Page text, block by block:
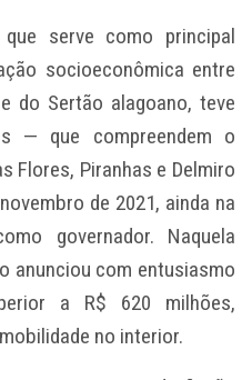
serve como principal
socioeconômica entre
do Sertão alagoano, teve
— que compreendem o
Flores, Piranhas e Delmiro
de 2021, ainda na
governador. Naquela
anunciou com entusiasmo
a R$ 620 milhões,
no interior.